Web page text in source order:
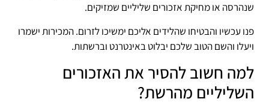
שנהרסה או מחיקת אזכורים שליליים שמזיקים.
פנו עכשיו והבטיחו שהלידים אליכם ימשיכו לזרום. המכירות ישמרו
ויעלו והשם הטוב שלכם יבלוט באינטרנט וברשתות.
למה חשוב להסיר את האזכורים
השליליים מהרשת?